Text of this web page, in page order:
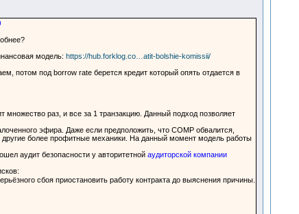
модель: https://hub.forklog.co…atit-bolshie-komissii/
потом под borrow rate берется кредит который опять отдается в
раз, и все за 1 транзакцию. Данный подход позволяет
эфира. Даже если предположить, что COMP обвалится,
более профитные механики. На данный момент модель работы
аудит безопасности у авторитетной аудиторской компании
сбоя приостановить работу контракта до выяснения причины.